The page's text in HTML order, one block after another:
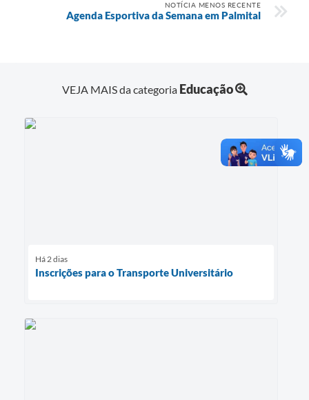
NOTÍCIA MENOS RECENTE
Agenda Esportiva da Semana em Palmital
VEJA MAIS da categoria Educação
Há 2 dias
Inscrições para o Transporte Universitário